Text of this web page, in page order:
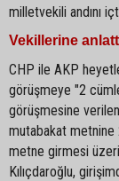
milletvekili andını
Vekillerine
CHP ile AKP
görüşmeye "2
görüşmesine
mutabakat
metne girmesi
Kılıçdaroğlu,